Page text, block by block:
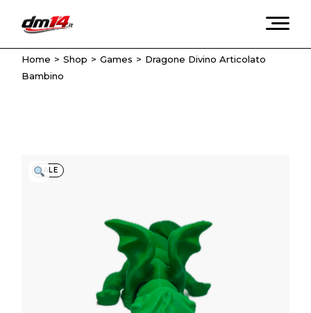
content
Home Shop Games
Dragone Divino Articolato
Bambino
SALE